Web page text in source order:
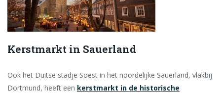
Kerstmarkt in Sauerland
Ook het Duitse stadje Soest in het noordelijke Sauerland, vlakbij
Dortmund, heeft een kerstmarkt in de historische